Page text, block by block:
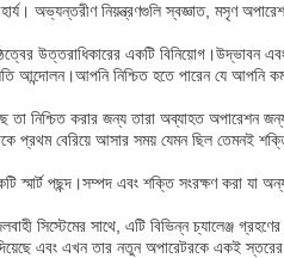
অভ্যন্তরীণ নিয়ন্ত্রণগুলি স্বজ্ঞাত, মসৃণ
উত্তরাধিকারের একটি বিনিয়োগ।উদ্ভাবন
আন্দোলন।আপনি নিশ্চিত হতে পারেন যে আপনি
তা নিশ্চিত করার জন্য তারা অব্যাহত অপারেশন
প্রথম বেরিয়ে আসার সময় যেমন ছিল তেমনই
স্মার্ট পছন্দ।সম্পদ এবং শক্তি সংরক্ষণ করা যা
সিস্টেমের সাথে, এটি বিভিন্ন চ্যালেঞ্জ
এবং এখন তার নতুন অপারেটরকে একই স্তরের